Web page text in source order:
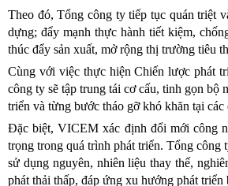
Theo đó, Tổng công ty tiếp tục quán triệt
dựng; đẩy mạnh thực hành tiết kiệm,
thúc đẩy sản xuất, mở rộng thị trường tiêu
Cùng với việc thực hiện Chiến lược phát
công ty sẽ tập trung tái cơ cấu, tinh gọn bộ
triển và từng bước tháo gỡ khó khăn tại
Đặc biệt, VICEM xác định đổi mới công
trọng trong quá trình phát triển. Tổng công
sử dụng nguyên, nhiên liệu thay thế,
phát thải thấp, đáp ứng xu hướng phát